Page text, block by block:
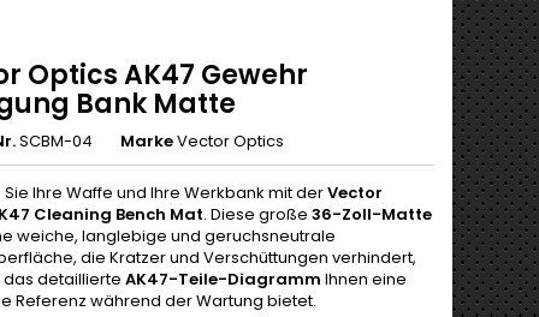
Optics AK47 Gewehr
Bank Matte
SCBM-04 MarkeVector Optics
Sie Ihre Waffe und Ihre Werkbank mit derVector
Cleaning Bench Mat. Diese große 36-Zoll-Matte
weiche, langlebige und geruchsneutrale
die Kratzer und Verschüttungen verhindert,
detaillierte AK47-Teile-Diagramm Ihnen eine
Referenz während der Wartung bietet.